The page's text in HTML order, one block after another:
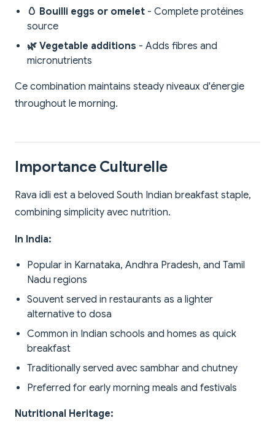
🥚 Bouilli eggs or omelet - Complete protéines
source
🌿 Vegetable additions - Adds fibres and
micronutrients
Ce combination maintains steady niveaux d'énergie
throughout le morning.
Importance Culturelle
Rava idli est a beloved South Indian breakfast staple,
combining simplicity avec nutrition.
In India:
Popular in Karnataka, Andhra Pradesh, and Tamil
Nadu regions
Souvent served in restaurants as a lighter
alternative to dosa
Common in Indian schools and homes as quick
breakfast
Traditionally served avec sambhar and chutney
Preferred for early morning meals and festivals
Nutritional Heritage: